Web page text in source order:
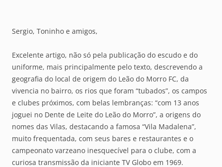
Sergio, Toninho e amigos,
Excelente artigo, não só pela publicação do escudo e do
uniforme, mais principalmente pelo texto, descrevendo a
geografia do local de origem do Leão do Morro FC, da
vivencia no bairro, os rios que foram “tubados”, os campos
e clubes próximos, com belas lembranças: “com 13 anos
joguei no Dente de Leite do Leão do Morro”, a origens do
nomes das Vilas, destacando a famosa “Vila Madalena”,
muito frequentada, com seus bares e restaurantes e o
campeonato varzeano inesquecível para o clube, com a
curiosa transmissão da iniciante TV Globo em 1969.